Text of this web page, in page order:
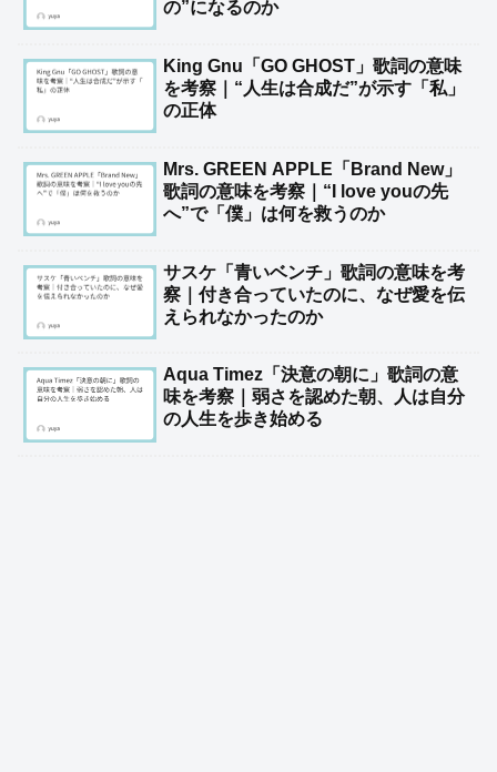
の”になるのか
King Gnu「GO GHOST」歌詞の意味
を考察｜“人生は合成だ”が示す「私」
の正体
Mrs. GREEN APPLE「Brand New」
歌詞の意味を考察｜“I love youの先
へ”で「僕」は何を救うのか
サスケ「青いベンチ」歌詞の意味を考
察｜付き合っていたのに、なぜ愛を伝
えられなかったのか
Aqua Timez「決意の朝に」歌詞の意
味を考察｜弱さを認めた朝、人は自分
の人生を歩き始める